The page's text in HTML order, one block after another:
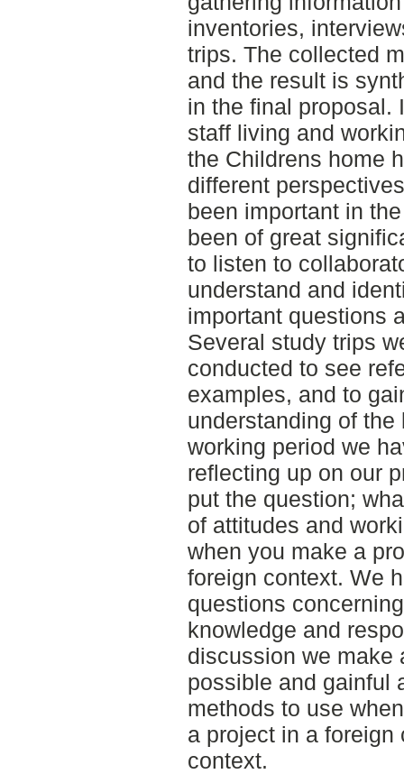
inventories,
trips. The collected
and the result is
in the final proposal.
staff living and
the Childrens home
different
been important in
been of great
to listen to
understand and
important questions
Several study trips
conducted to see
examples, and to
understanding of
working period we
reflecting up on our
put the question;
of attitudes and
when you make a
foreign context. We
questions
knowledge and
discussion we make
possible and gainful
methods to use
a project in a
context.